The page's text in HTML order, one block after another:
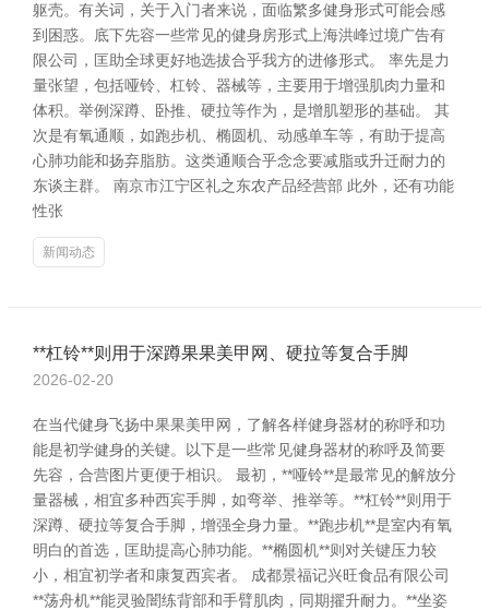
躯壳。有关词，关于入门者来说，面临繁多健身形式可能会感
到困惑。底下先容一些常见的健身房形式上海洪峰过境广告有
限公司，匡助全球更好地选拔合乎我方的进修形式。 率先是力
量张望，包括哑铃、杠铃、器械等，主要用于增强肌肉力量和
体积。举例深蹲、卧推、硬拉等作为，是增肌塑形的基础。 其
次是有氧通顺，如跑步机、椭圆机、动感单车等，有助于提高
心肺功能和扬弃脂肪。这类通顺合乎念念要减脂或升迁耐力的
东谈主群。 南京市江宁区礼之东农产品经营部 此外，还有功能
性张
新闻动态
**杠铃**则用于深蹲果果美甲网、硬拉等复合手脚
2026-02-20
在当代健身飞扬中果果美甲网，了解各样健身器材的称呼和功
能是初学健身的关键。以下是一些常见健身器材的称呼及简要
先容，合营图片更便于相识。 最初，**哑铃**是最常见的解放分
量器械，相宜多种西宾手脚，如弯举、推举等。**杠铃**则用于
深蹲、硬拉等复合手脚，增强全身力量。**跑步机**是室内有氧
明白的首选，匡助提高心肺功能。**椭圆机**则对关键压力较
小，相宜初学者和康复西宾者。 成都景福记兴旺食品有限公司
**荡舟机**能灵验闇练背部和手臂肌肉，同期擢升耐力。**坐姿